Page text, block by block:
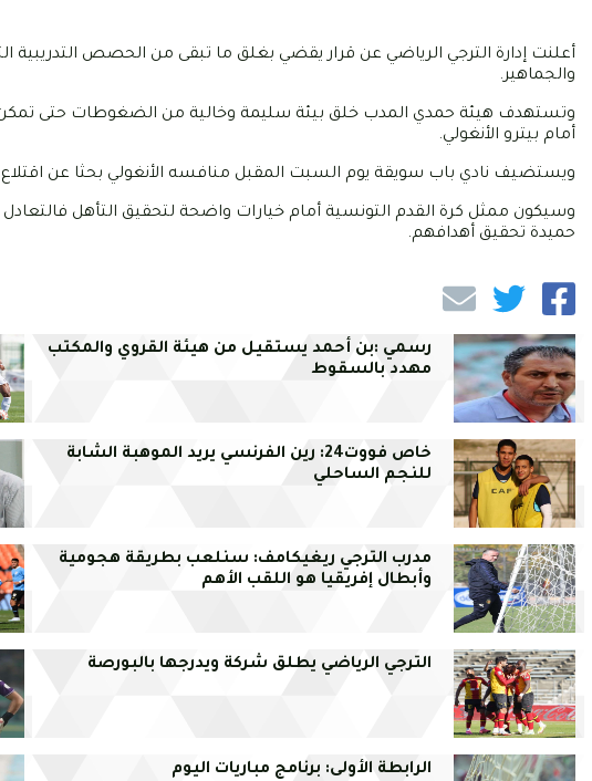
أعلنت إدارة الترجي الرياضي عن قرار يقضي بغلق ما تبقى من الحصص التدريبية
والجماهير.
وتستهدف هيئة حمدي المدب خلق بيئة سليمة وخالية من الضغوطات حتى تمكن
أمام بيترو الأنغولي.
ويستضيف نادي باب سويقة يوم السبت المقبل منافسه الأنغولي بحثا عن اقتلاع
حميدة تحقيق أهدافهم.
رسمي :بن أحمد يستقيل من هيئة القروي والمكتب
مهدد بالسقوط
خاص فووت24: رين الفرنسي يريد الموهبة الشابة
للنجم الساحلي
مدرب الترجي ريغيكامف: سنلعب بطريقة هجومية
وأبطال إفريقيا هو اللقب الأهم
الترجي الرياضي يطلق شركة ويدرجها بالبورصة
الرابطة الأولى: برنامج مباريات اليوم